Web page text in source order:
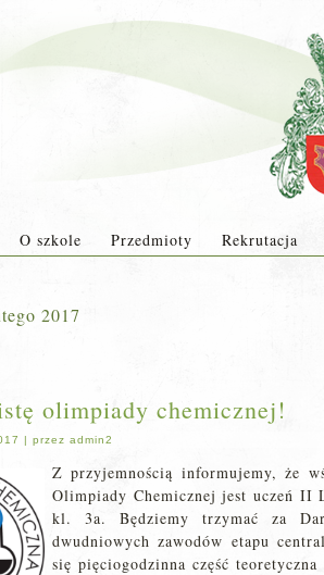
O szkole Przedmioty Rekrutacja
2017
olimpiady chemicznej!
| przez admin2
Z przyjemnością informujemy, że
Olimpiady Chemicznej jest uczeń II
kl. 3a. Będziemy trzymać za
dwudniowych zawodów etapu
się pięciogodzinna część